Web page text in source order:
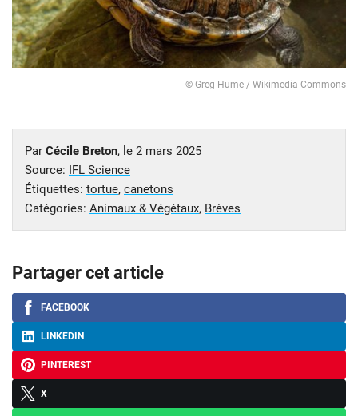
© Greg Hume / Wikimedia Commons
Par Cécile Breton, le 2 mars 2025
Source:
IFL Science
Étiquettes: tortue, canetons
Catégories: Animaux & Végétaux, Brèves
Partager cet article
FACEBOOK
LINKEDIN
PINTEREST
X